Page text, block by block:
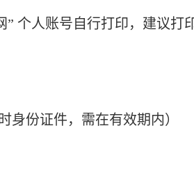
个人账号自行打印，建议打
身份证件，需在有效期内）